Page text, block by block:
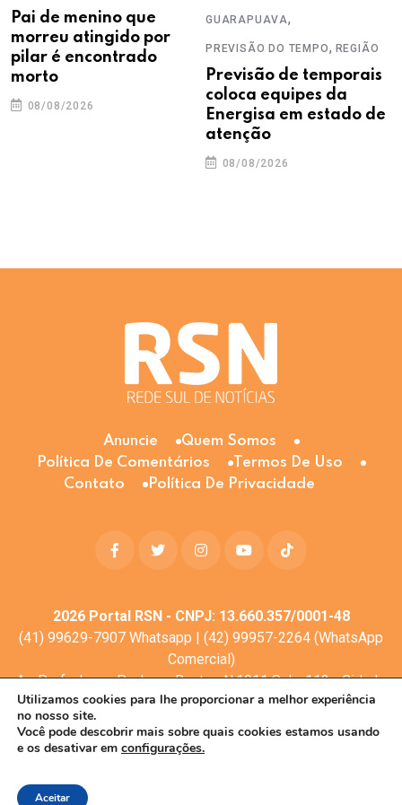
Pai de menino que
morreu atingido por
pilar é encontrado
morto
08/08/2026
GUARAPUAVA,
PREVISÃO DO TEMPO, REGIÃO
Previsão de temporais
coloca equipes da
Energisa em estado de
atenção
08/08/2026
Anuncie
Quem Somos
Política De Comentários
Termos De Uso
Contato
Política De Privacidade
2026Portal RSN - CNPJ: 13.660.357/0001-48
(41) 99629-7907 Whatsapp | (42) 99957-2264 (WhatsApp
Comercial)
Av. Profa. Laura Pacheco Bastos N:1011 Sala: 112 - Cidade
dos Lagos, Guarapuava - PR, 85053-525
© Todos os direitos reservados
Utilizamos cookies para lhe proporcionar a melhor experiência
no nosso site.
Você pode descobrir mais sobre quais cookies estamos usando
e os desativar em configurações.
Aceitar